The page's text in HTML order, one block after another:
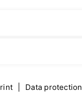
Data protection